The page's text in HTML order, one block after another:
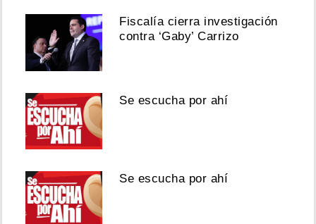
Fiscalía cierra investigación
contra ‘Gaby’ Carrizo
Se escucha por ahí
Se escucha por ahí